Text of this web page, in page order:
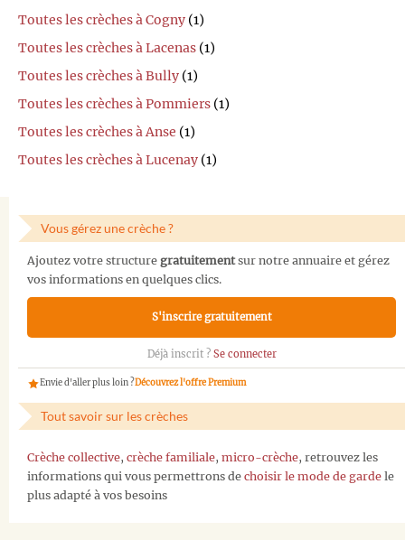
Toutes les crèches à Cogny (1)
Toutes les crèches à Lacenas (1)
Toutes les crèches à Bully (1)
Toutes les crèches à Pommiers (1)
Toutes les crèches à Anse (1)
Toutes les crèches à Lucenay (1)
Vous gérez une crèche ?
Ajoutez votre structure gratuitementsur notre annuaire et gérez
vos informations en quelques clics.
S'inscrire gratuitement
Déjà inscrit ? Se connecter
Envie d'aller plus loin ?Découvrez l'offre Premium
Tout savoir sur les crèches
Crèche collective, crèche familiale, micro-crèche, retrouvez les
informations qui vous permettrons de choisir le mode de garde le
plus adapté à vos besoins